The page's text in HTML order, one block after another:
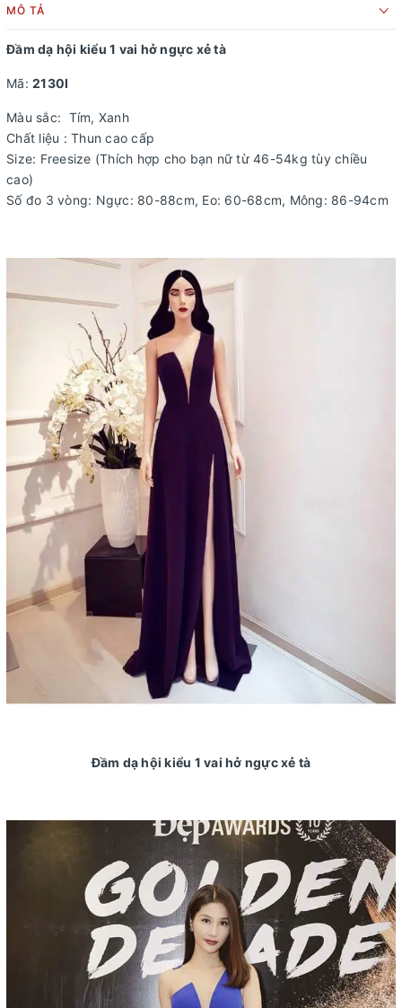
MÔ TẢ
Đầm dạ hội kiểu 1 vai hở ngực xẻ tà
Mã: 2130I
Màu sắc: Tím, Xanh
Chất liệu : Thun cao cấp
Size: Freesize (Thích hợp cho bạn nữ từ 46-54kg tùy chiều
cao)
Số đo 3 vòng: Ngực: 80-88cm, Eo: 60-68cm, Mông: 86-94cm
Đầm dạ hội kiểu 1 vai hở ngực xẻ tà